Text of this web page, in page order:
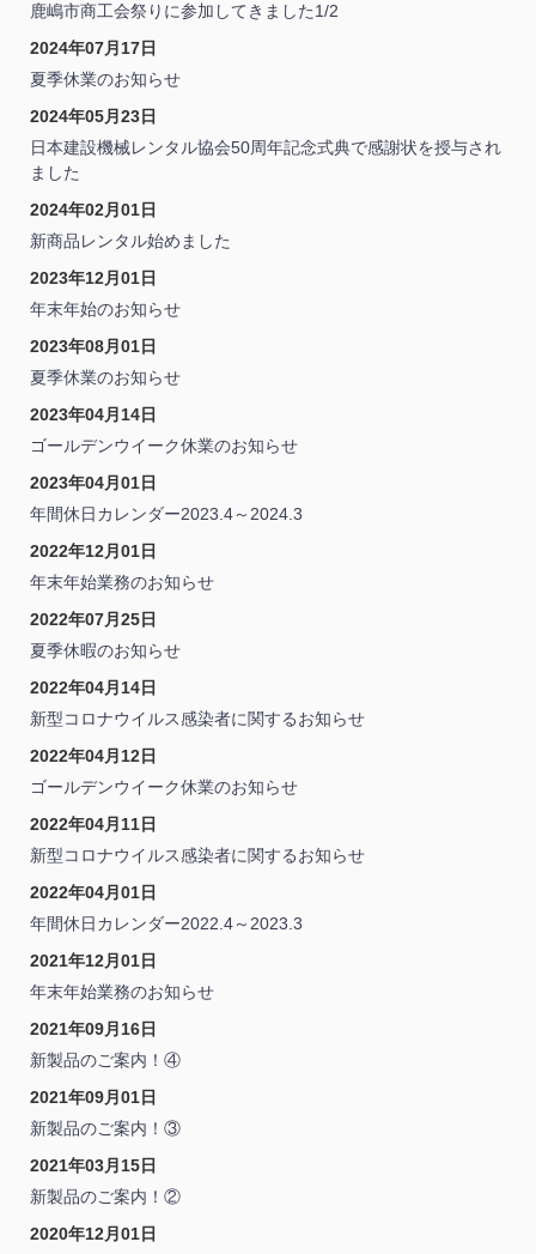
鹿嶋市商工会祭りに参加してきました1/2
2024年07月17日
夏季休業のお知らせ
2024年05月23日
日本建設機械レンタル協会50周年記念式典で感謝状を授与され
ました
2024年02月01日
新商品レンタル始めました
2023年12月01日
年末年始のお知らせ
2023年08月01日
夏季休業のお知らせ
2023年04月14日
ゴールデンウイーク休業のお知らせ
2023年04月01日
年間休日カレンダー2023.4～2024.3
2022年12月01日
年末年始業務のお知らせ
2022年07月25日
夏季休暇のお知らせ
2022年04月14日
新型コロナウイルス感染者に関するお知らせ
2022年04月12日
ゴールデンウイーク休業のお知らせ
2022年04月11日
新型コロナウイルス感染者に関するお知らせ
2022年04月01日
年間休日カレンダー2022.4～2023.3
2021年12月01日
年末年始業務のお知らせ
2021年09月16日
新製品のご案内！④
2021年09月01日
新製品のご案内！③
2021年03月15日
新製品のご案内！②
2020年12月01日